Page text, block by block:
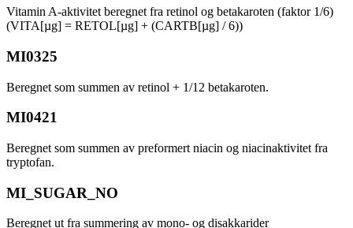
Vitamin A-aktivitet beregnet fra retinol og betakaroten (faktor 1/6)
(VITA[µg] = RETOL[µg] + (CARTB[µg] / 6))
MI0325
Beregnet som summen av retinol + 1/12 betakaroten.
MI0421
Beregnet som summen av preformert niacin og niacinaktivitet fra
tryptofan.
MI_SUGAR_NO
Beregnet ut fra summering av mono- og disakkarider